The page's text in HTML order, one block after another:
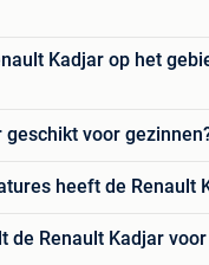
Kadjar op het
geschikt voor
heeft de Renault
de Renault Kadjar